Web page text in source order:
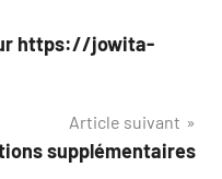
https://jowita-
Article suivant
supplémentaires